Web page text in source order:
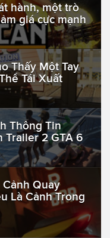
hành, một trò
giá cực mạnh
Thấy Một Tay
Tái Xuất
Thông Tin
Trailer 2 GTA 6
Cảnh Quay
Là Cảnh Trong